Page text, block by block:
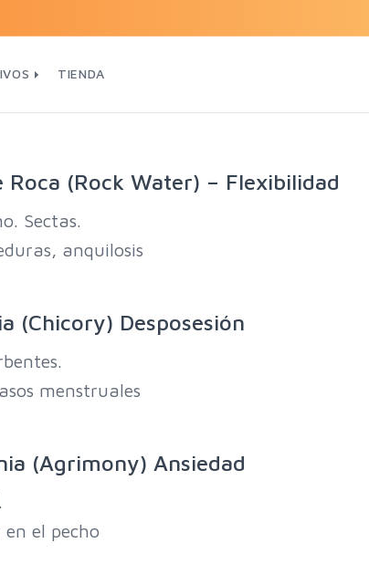
TIENDA
Roca (Rock Water) – Flexibilidad
Sectas.
anquilosis
(Chicory) Desposesión
menstruales
(Agrimony) Ansiedad
en el pecho